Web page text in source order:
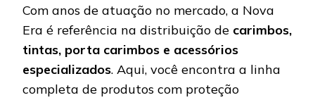
Com anos de atuação no mercado, a Nova
Era é referência na distribuição de carimbos,
tintas, porta carimbos e acessórios
especializados. Aqui, você encontra a linha
completa de produtos com proteção